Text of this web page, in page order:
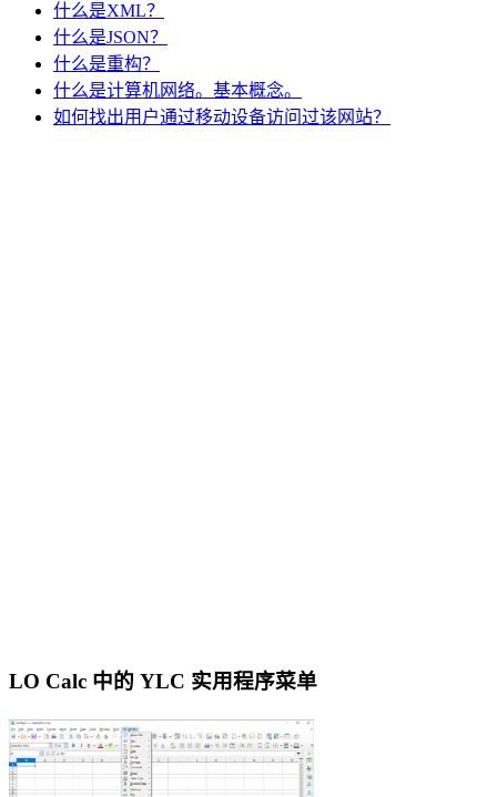
什么是XML？
什么是JSON？
什么是重构？
什么是计算机网络。基本概念。
如何找出用户通过移动设备访问过该网站？
LO Calc 中的 YLC 实用程序菜单